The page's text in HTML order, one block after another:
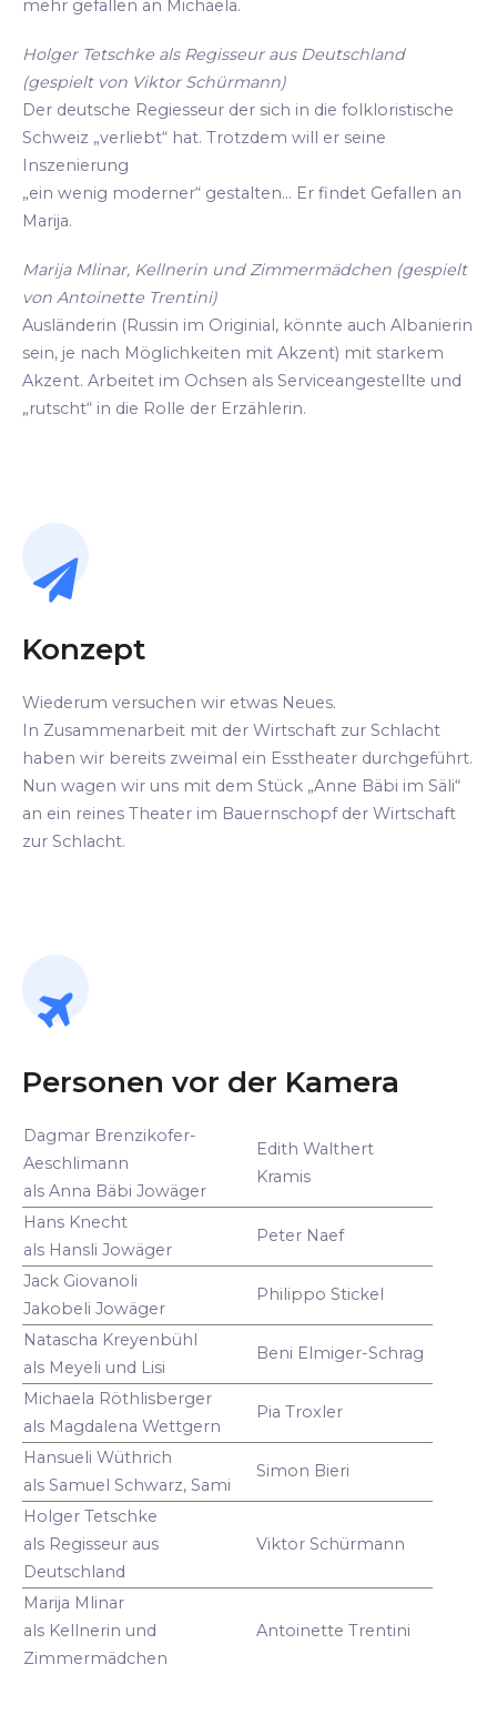
mehr gefallen an Michaela.
Holger Tetschke als Regisseur aus Deutschland
(gespielt von Viktor Schürmann)
Der deutsche Regiesseur der sich in die folkloristische
Schweiz „verliebt“ hat. Trotzdem will er seine
Inszenierung
„ein wenig moderner“ gestalten... Er findet Gefallen an
Marija.
Marija Mlinar, Kellnerin und Zimmermädchen (gespielt
von Antoinette Trentini)
Ausländerin (Russin im Originial, könnte auch Albanierin
sein, je nach Möglichkeiten mit Akzent) mit starkem
Akzent. Arbeitet im Ochsen als Serviceangestellte und
„rutscht“ in die Rolle der Erzählerin.
Konzept
Wiederum versuchen wir etwas Neues.
In Zusammenarbeit mit der Wirtschaft zur Schlacht
haben wir bereits zweimal ein Esstheater durchgeführt.
Nun wagen wir uns mit dem Stück „Anne Bäbi im Säli“
an ein reines Theater im Bauernschopf der Wirtschaft
zur Schlacht.
Personen vor der Kamera
Dagmar Brenzikofer-
Aeschlimann
als Anna Bäbi Jowäger
Edith Walthert
Kramis
Hans Knecht
als Hansli Jowäger
Peter Naef
Jack Giovanoli
Jakobeli Jowäger
Philippo Stickel
Natascha Kreyenbühl
als Meyeli und Lisi
Beni Elmiger-Schrag
Michaela Röthlisberger
als Magdalena Wettgern
Pia Troxler
Hansueli Wüthrich
als Samuel Schwarz, Sami
Simon Bieri
Holger Tetschke
als Regisseur aus
Deutschland
Viktor Schürmann
Marija Mlinar
als Kellnerin und
Zimmermädchen
Antoinette Trentini